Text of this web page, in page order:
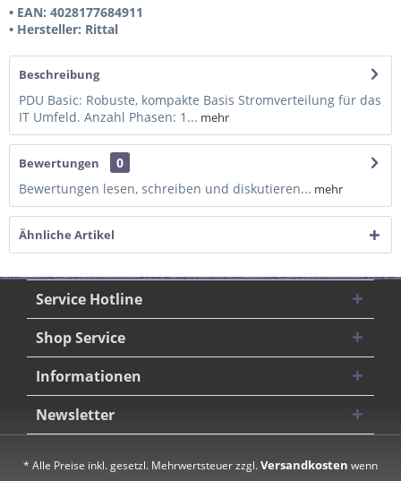
• EAN: 4028177684911
• Hersteller: Rittal
Beschreibung
PDU Basic: Robuste, kompakte Basis Stromverteilung für das
IT Umfeld. Anzahl Phasen: 1... mehr
Bewertungen
0
Bewertungen lesen, schreiben und diskutieren... mehr
Ähnliche Artikel
Service Hotline
Shop Service
Informationen
Newsletter
* Alle Preise inkl. gesetzl. Mehrwertsteuer zzgl.Versandkosten wenn